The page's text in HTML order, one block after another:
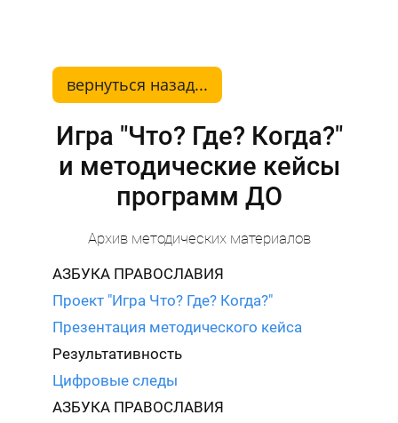
вернуться назад...
Игра "Что? Где? Когда?"
и методические кейсы
программ ДО
Архив методических материалов
АЗБУКА ПРАВОСЛАВИЯ
Проект "Игра Что? Где? Когда?"
Презентация методического кейса
Результативность
Цифровые следы
АЗБУКА ПРАВОСЛАВИЯ